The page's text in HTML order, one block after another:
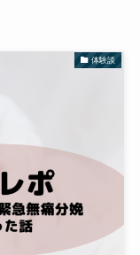
体験談